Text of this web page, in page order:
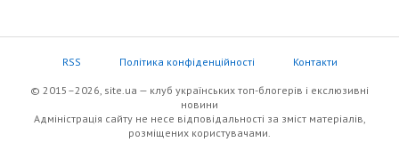
RSS Політика конфіденційності Контакти
© 2015–2026, site.ua — клуб українських топ-блогерів i екслюзивнi
новини
Адміністрація сайту не несе відповідальності за зміст матеріалів,
розміщених користувачами.